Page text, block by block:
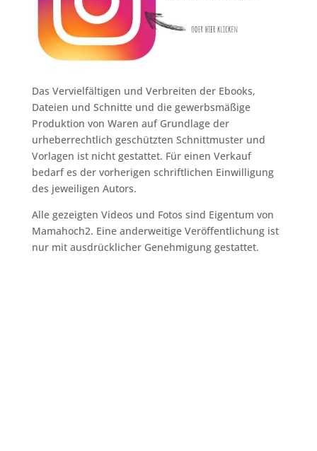
Das Vervielfältigen und Verbreiten der Ebooks,
Dateien und Schnitte und die gewerbsmäßige
Produktion von Waren auf Grundlage der
urheberrechtlich geschützten Schnittmuster und
Vorlagen ist nicht gestattet. Für einen Verkauf
bedarf es der vorherigen schriftlichen Einwilligung
des jeweiligen Autors.
Alle gezeigten Videos und Fotos sind Eigentum von
Mamahoch2. Eine anderweitige Veröffentlichung ist
nur mit ausdrücklicher Genehmigung gestattet.